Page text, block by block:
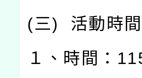
(三) 活動時
１、時間：